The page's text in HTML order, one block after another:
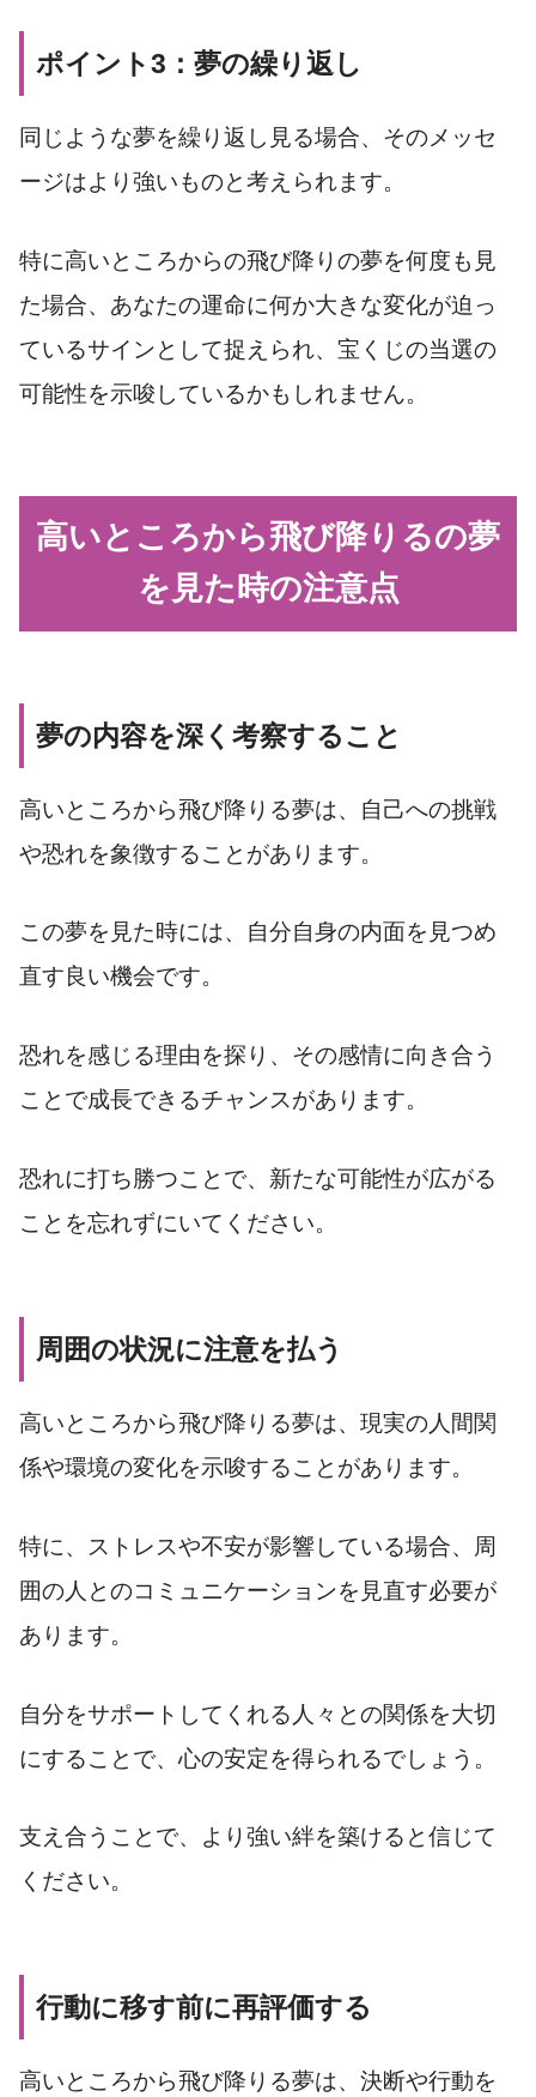
ポイント3：夢の繰り返し
同じような夢を繰り返し見る場合、そのメッセ
ージはより強いものと考えられます。
特に高いところからの飛び降りの夢を何度も見
た場合、あなたの運命に何か大きな変化が迫っ
ているサインとして捉えられ、宝くじの当選の
可能性を示唆しているかもしれません。
高いところから飛び降りるの夢
を見た時の注意点
夢の内容を深く考察すること
高いところから飛び降りる夢は、自己への挑戦
や恐れを象徴することがあります。
この夢を見た時には、自分自身の内面を見つめ
直す良い機会です。
恐れを感じる理由を探り、その感情に向き合う
ことで成長できるチャンスがあります。
恐れに打ち勝つことで、新たな可能性が広がる
ことを忘れずにいてください。
周囲の状況に注意を払う
高いところから飛び降りる夢は、現実の人間関
係や環境の変化を示唆することがあります。
特に、ストレスや不安が影響している場合、周
囲の人とのコミュニケーションを見直す必要が
あります。
自分をサポートしてくれる人々との関係を大切
にすることで、心の安定を得られるでしょう。
支え合うことで、より強い絆を築けると信じて
ください。
行動に移す前に再評価する
高いところから飛び降りる夢は、決断や行動を